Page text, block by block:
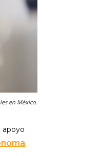
en México.
apoyo